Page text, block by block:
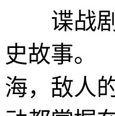
谍战剧
史故事。
海，敌人